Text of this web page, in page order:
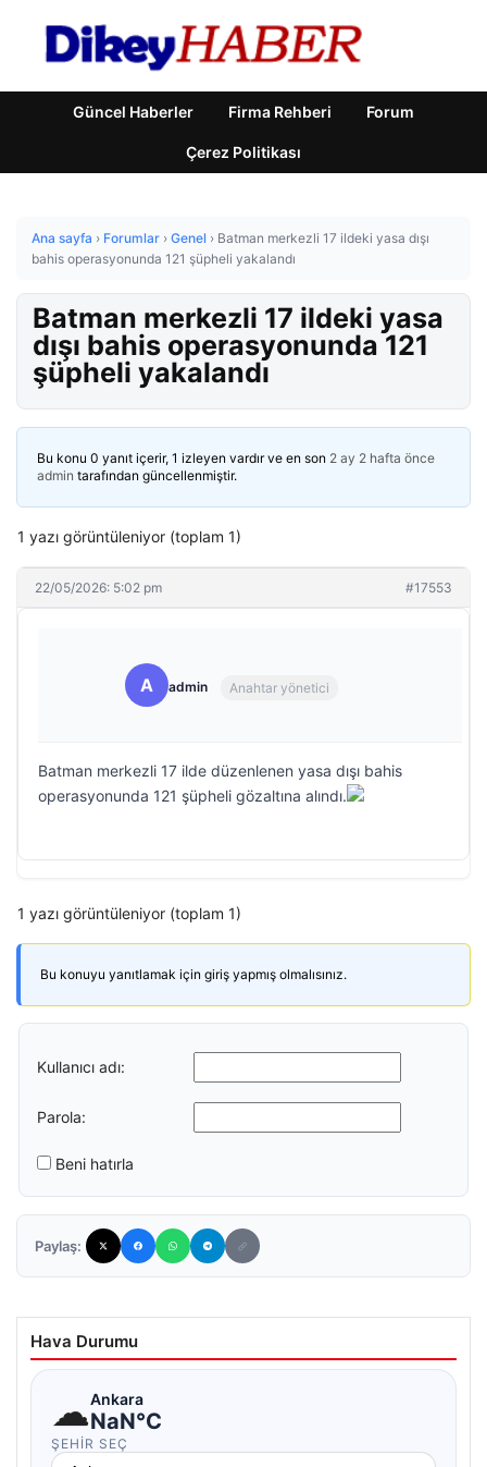
Güncel Haberler Firma Rehberi Forum
Çerez Politikası
Ana sayfa › Forumlar › Genel › Batman merkezli 17 ildeki yasa dışı
bahis operasyonunda 121 şüpheli yakalandı
Batman merkezli 17 ildeki yasa
dışı bahis operasyonunda 121
şüpheli yakalandı
Bu konu 0 yanıt içerir, 1 izleyen vardır ve en son 2 ay 2 hafta önce
admin tarafından güncellenmiştir.
1 yazı görüntüleniyor (toplam 1)
22/05/2026: 5:02 pm #17553
A admin Anahtar yönetici
Batman merkezli 17 ilde düzenlenen yasa dışı bahis
operasyonunda 121 şüpheli gözaltına alındı.
1 yazı görüntüleniyor (toplam 1)
Bu konuyu yanıtlamak için giriş yapmış olmalısınız.
Kullanıcı adı:
Parola:
Beni hatırla
Paylaş:
Hava Durumu
☁Ankara
NaN°C
ŞEHIR SEÇ